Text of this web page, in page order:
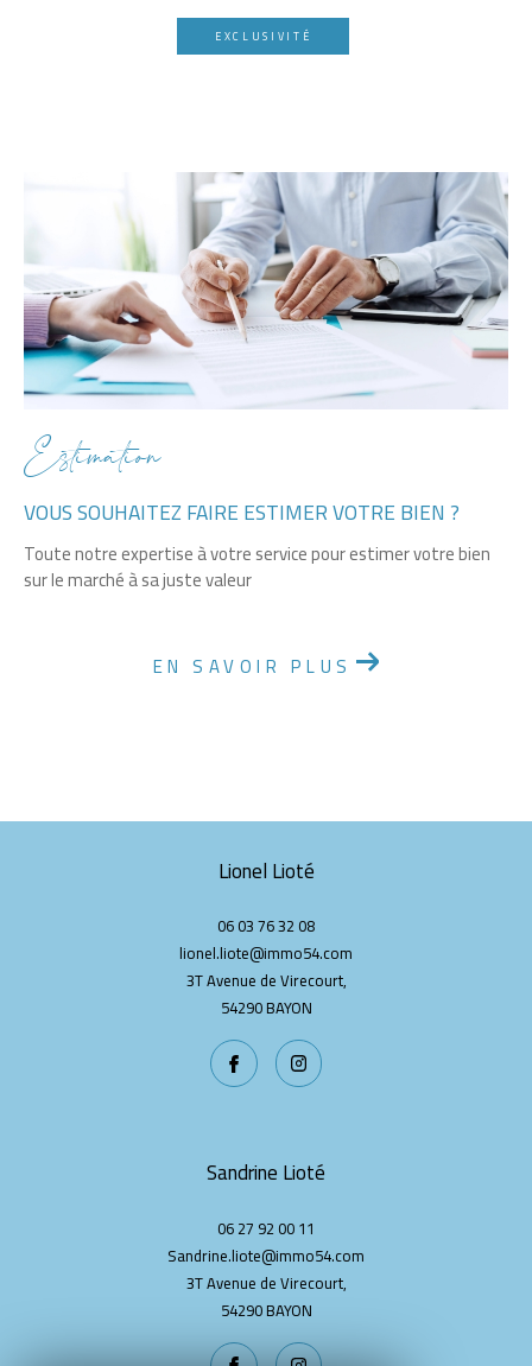
EXCLUSIVITÉ
Estimation
VOUS SOUHAITEZ FAIRE ESTIMER VOTRE BIEN ?
Toute notre expertise à votre service pour estimer votre bien
sur le marché à sa juste valeur
EN SAVOIR PLUS
Lionel Lioté
06 03 76 32 08
lionel.liote@immo54.com
3T Avenue de Virecourt,
54290 BAYON
Sandrine Lioté
06 27 92 00 11
Sandrine.liote@immo54.com
3T Avenue de Virecourt,
54290 BAYON